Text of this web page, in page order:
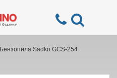
Бензопила Sadko GCS-254